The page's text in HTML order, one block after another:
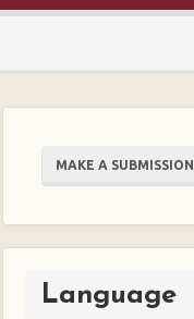
Make
MAKE A SUBMISSION
Language